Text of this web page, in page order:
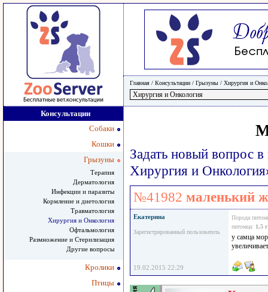
Главная / Консультации / Грызуны / Хирургия и
Консультации
Собаки
Кошки
Грызуны
Терапия
Дерматология
Инфекции и паразиты
Кормление и диетология
Травматология
Хирургия и Онкология
Офтальмология
Размножение и Стерилизация
Другие вопросы
Кролики
Птицы
Задать новый вопрос
Хирургия и
№41982 маленький
Екатерина
Зарегистрированный пользователь
Порода
питомца: 1,5
у самца
19.02.2015 22:29